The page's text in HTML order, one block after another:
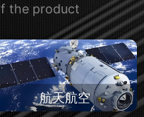
the product
航天航空